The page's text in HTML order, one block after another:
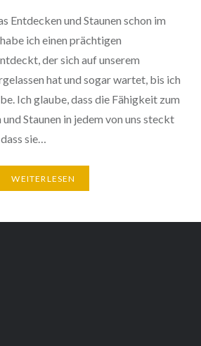
Entdecken und Staunen schon im
ich einen prächtigen
der sich auf unserem
hat und sogar wartet, bis ich
Ich glaube, dass die Fähigkeit zum
Staunen in jedem von uns steckt
sie…
WEITERLESEN